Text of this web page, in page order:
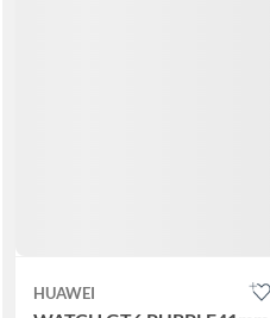
HUAWEI